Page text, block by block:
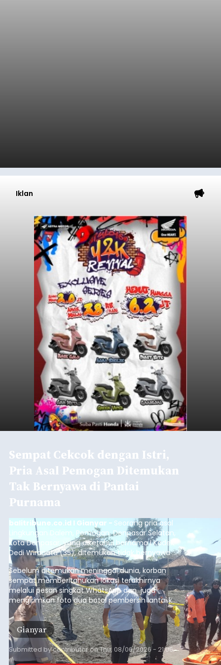
Iklan
Sempat Cekcok dengan Istri,
Pria Asal Pemogan Ditemukan
Tak Bernyawa di Pantai
Purnama
balitribune.co.id I Gianyar - Seorang pria asal
Lingkungan Dalem, Pemogan, Denpasar Selatan,
Kota Denpasar, yang diketahui bernama I Kadek
Dedi Wiranata (35), ditemukan tidak bernyawa di
pesisir Pantai Purnama, Sukawati.
Sebelum ditemukan meninggal dunia, korban
sempat memberitahukan lokasi terakhirnya
melalui pesan singkat WhatsApp dan juga
mengirimkan foto dua botol pembersih lantai ke
istrinya.
Gianyar
Submitted bycontributoronThu, 08/06/2026 - 21:06